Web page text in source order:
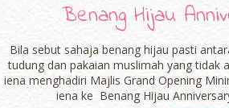
Benang Hijau
Bila sebut sahaja benang hijau pasti
tudung dan pakaian muslimah yang tidak
iena menghadiri Majlis Grand Opening
iena ke Benang Hijau